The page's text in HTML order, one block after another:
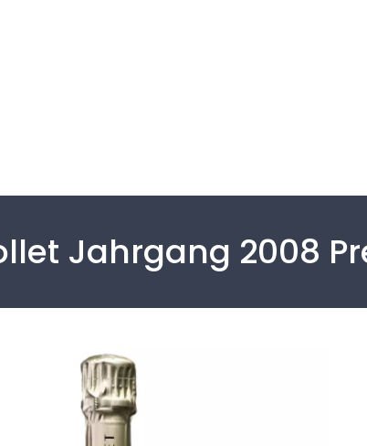
Jahrgang 2008